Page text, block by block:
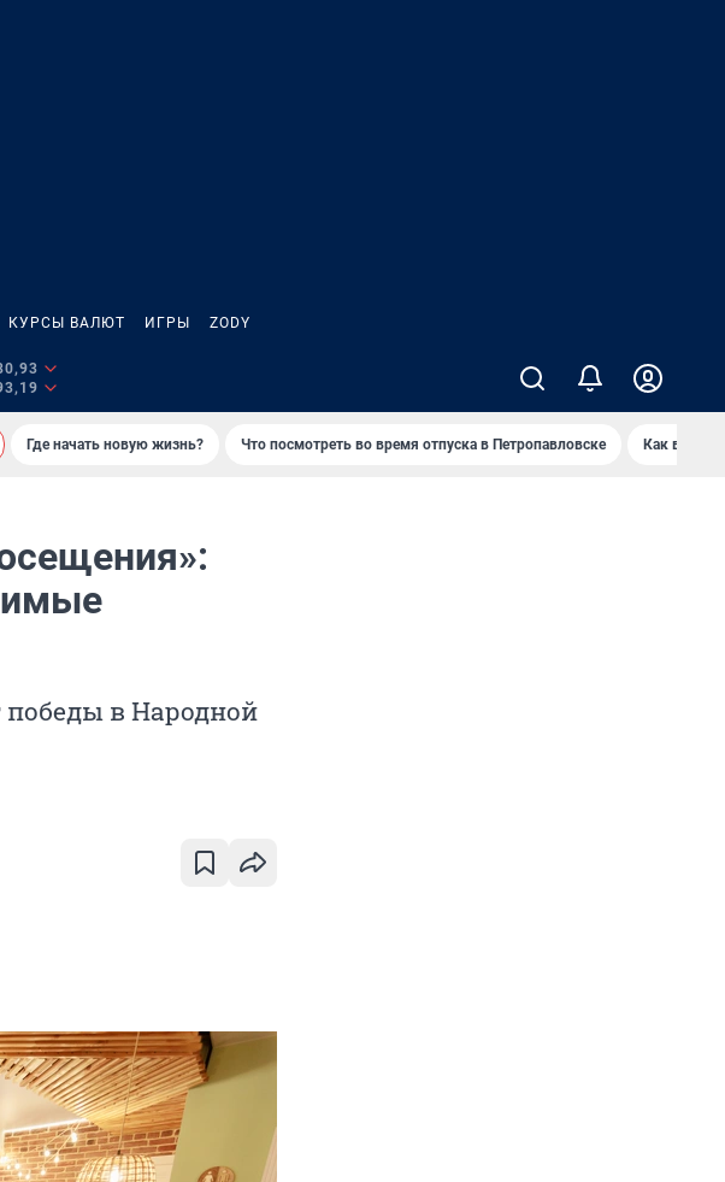
КУРСЫ ВАЛЮТ ИГРЫ ZODY
Где начать новую жизнь? Что посмотреть во время отпуска в Петропавловске Как
в Народной